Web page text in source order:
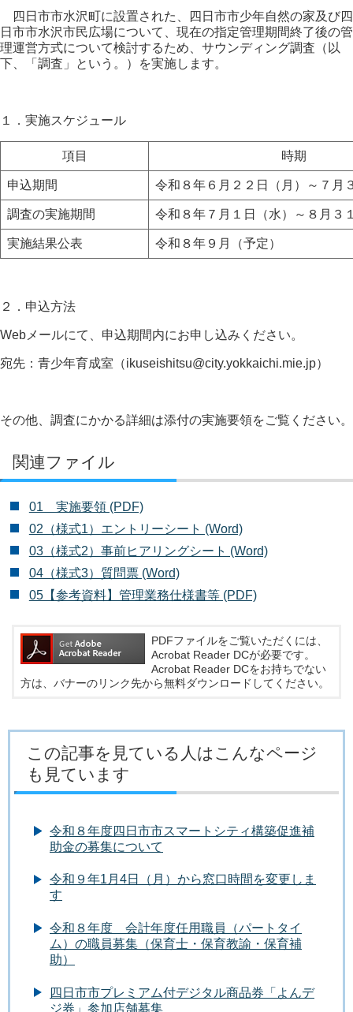
四日市市水沢町に設置された、四日市市少年自然の家及び四
日市市水沢市民広場について、現在の指定管理期間終了後の管
理運営方式について検討するため、サウンディング調査（以
下、「調査」という。）を実施します。
１．実施スケジュール
項目 時期
申込期間 令和８年６月２２日（月）～７月
調査の実施期間 令和８年７月１日（水）～８月３
実施結果公表 令和８年９月（予定）
２．申込方法
Webメールにて、申込期間内にお申し込みください。
宛先：青少年育成室（ikuseishitsu@city.yokkaichi.mie.jp）
その他、調査にかかる詳細は添付の実施要領をご覧ください。
関連ファイル
01 実施要領 (PDF)
02（様式1）エントリーシート (Word)
03（様式2）事前ヒアリングシート (Word)
04（様式3）質問票 (Word)
05【参考資料】管理業務仕様書等 (PDF)
PDFファイルをご覧いただくには、
Acrobat Reader DCが必要です。
Acrobat Reader DCをお持ちでない
方は、バナーのリンク先から無料ダウンロードしてください。
この記事を見ている人はこんなページ
も見ています
令和８年度四日市市スマートシティ構築促進補
助金の募集について
令和９年1月4日（月）から窓口時間を変更しま
す
令和８年度 会計年度任用職員（パートタイ
ム）の職員募集（保育士・保育教諭・保育補
助）
四日市市プレミアム付デジタル商品券「よんデ
ジ券」参加店舗募集